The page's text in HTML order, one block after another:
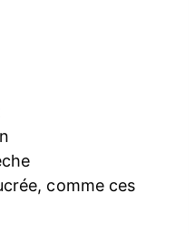
comme ces